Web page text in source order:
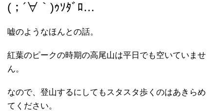
(；´∀｀)ｩｿﾀﾞﾛ…
嘘のようなほんとの話。
紅葉のピークの時期の高尾山は平日でも空いていませ
ん。
なので、登山するにしてもスタスタ歩くのはあきらめ
てください。